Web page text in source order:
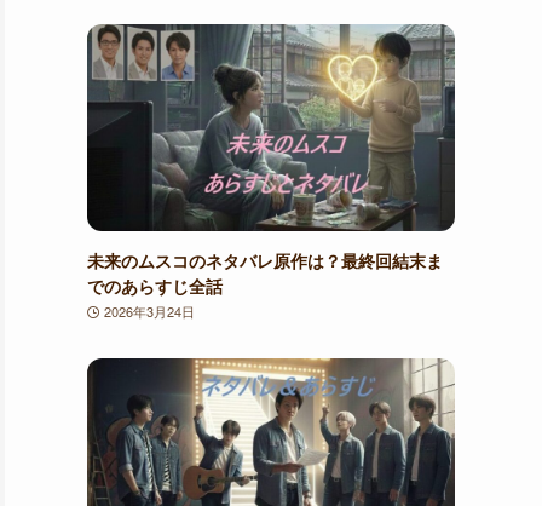
未来のムスコのネタバレ原作は？最終回結末ま
でのあらすじ全話
2026年3月24日